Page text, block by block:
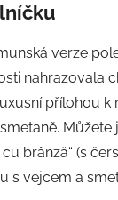
verze
nahrazovala
přílohou k
Můžete
brânză“ (s
s vejcem a